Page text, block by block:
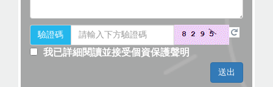
驗證碼
我已詳細閱讀並接受個資保護聲明